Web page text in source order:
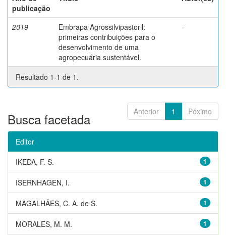
publicação
2019
Embrapa Agrossilvipastoril:
primeiras contribuições para o
desenvolvimento de uma
agropecuária sustentável.
-
Resultado 1-1 de 1.
Anterior 1 Póximo
Busca facetada
Editor
1
IKEDA, F. S.
1
ISERNHAGEN, I.
1
MAGALHÃES, C. A. de S.
1
MORALES, M. M.